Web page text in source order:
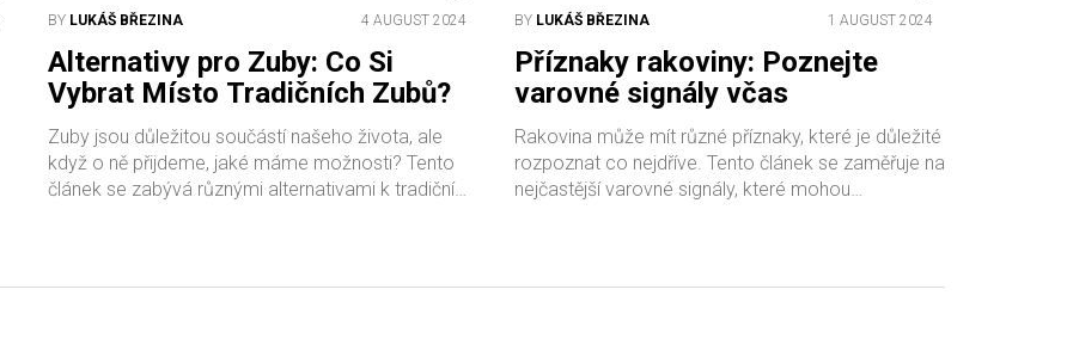
BY LUKÁŠ BŘEZINA 4 AUGUST 2024
Alternativy pro Zuby: Co Si
Vybrat Místo Tradičních Zubů?
Zuby jsou důležitou součástí našeho života, ale
když o ně přijdeme, jaké máme možnosti? Tento
článek se zabývá různými alternativami k tradičním
BY LUKÁŠ BŘEZINA 1 AUGUST 2024
Příznaky rakoviny: Poznejte
varovné signály včas
Rakovina může mít různé příznaky, které je důležité
rozpoznat co nejdříve. Tento článek se zaměřuje na
nejčastější varovné signály, které mohou